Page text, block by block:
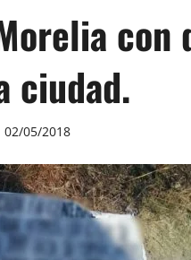
ciudad.
02/05/2018